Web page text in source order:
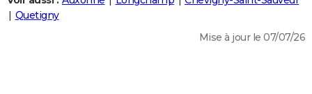
Destinations
City break
Voyage nature
Voyage de noces
Forum
Climat
+PHOTO
Quetigny
Mise à jour le 07/07/26